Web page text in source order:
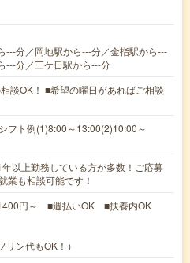
---分／岡地駅から---分／金指駅から---
---分／三ケ日駅から---分
談OK！ ■希望の曜日があればご相談
フト例(1)8:00～13:00(2)10:00～
年以上勤務している方が多数！ご応募
業も相談可能です！
円～ ■週払いOK ■扶養内OK
ン代もOK！）